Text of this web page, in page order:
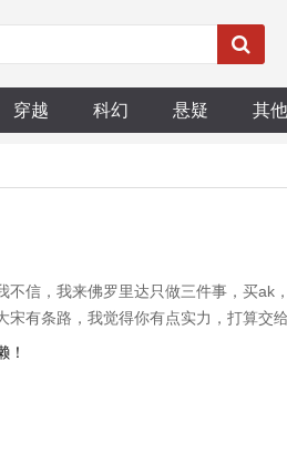
穿越 科幻 悬疑 其他
信，我来佛罗里达只做三件事，买ak
宋有条路，我觉得你有点实力，打算交
你不是刮风就是下雨，两年了，你还
！